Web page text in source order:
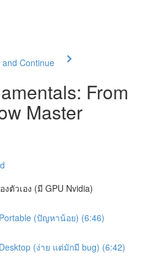
Continue
From
Master
ตัวเอง (มี GPU Nvidia)
(ปัญหาน้อย) (6:46)
(ง่าย แต่มักมี bug) (6:42)